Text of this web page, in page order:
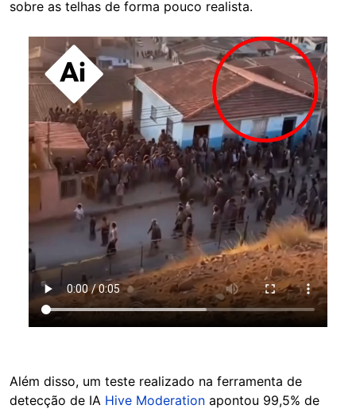
sobre as telhas de forma pouco realista.
Além disso, um teste realizado na ferramenta de
detecção de IA Hive Moderation apontou 99,5% de